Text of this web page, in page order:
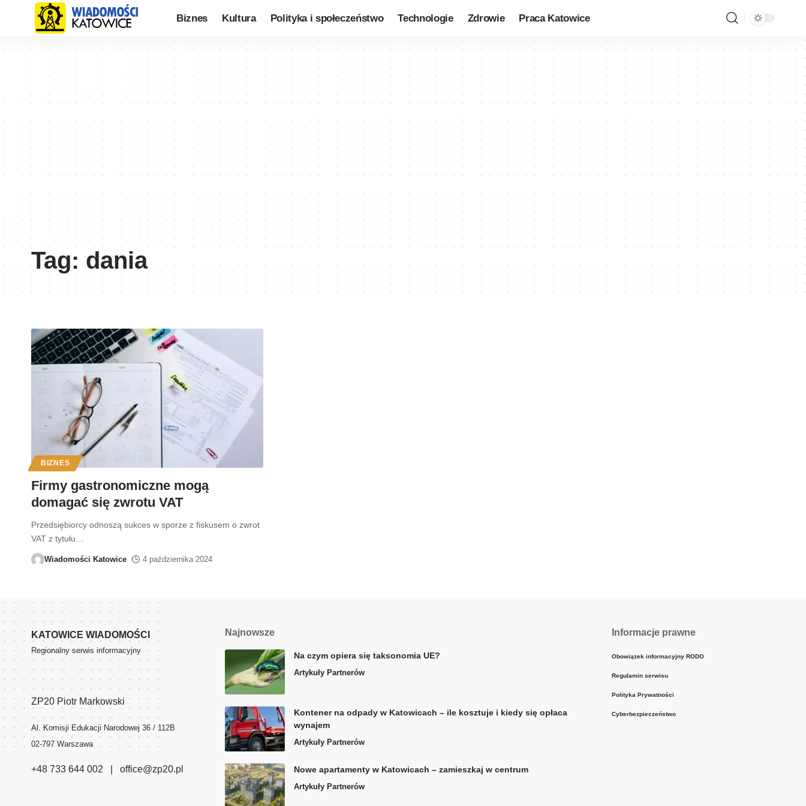
Biznes Kultura Polityka i społeczeństwo Technologie Zdrowie Praca Katowice
Tag:dania
BIZNES
Firmy gastronomiczne mogą
domagać się zwrotu VAT
Przedsiębiorcy odnoszą sukces w sporze z fiskusem o zwrot
VAT z tytułu
Wiadomości Katowice 4 października 2024
KATOWICE WIADOMOŚCI
Regionalny serwis informacyjny
ZP20 Piotr Markowski
Al. Komisji Edukacji Narodowej 36 / 112B
02-797 Warszawa
+48 733 644 002 | office@zp20.pl
Najnowsze
Na czym opiera się taksonomia UE?
Artykuły Partnerów
Kontener na odpady w Katowicach – ile kosztuje i kiedy się opłaca
wynajem
Artykuły Partnerów
Nowe apartamenty w Katowicach – zamieszkaj w centrum
Artykuły Partnerów
Informacje prawne
Obowiązek informacyjny RODO
Regulamin serwisu
Polityka Prywatności
Cyberbezpieczeństwo